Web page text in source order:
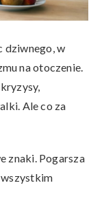
dziwnego, w
na otoczenie.
Ale co za
znaki. Pogarsza
wszystkim